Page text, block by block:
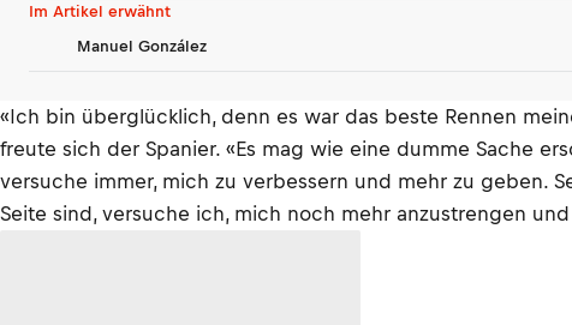
Im Artikel erwähnt
Manuel González
«Ich bin überglücklich, denn es war das beste Rennen
freute sich der Spanier. «Es mag wie eine dumme Sache
versuche immer, mich zu verbessern und mehr zu geben.
Seite sind, versuche ich, mich noch mehr anzustrengen